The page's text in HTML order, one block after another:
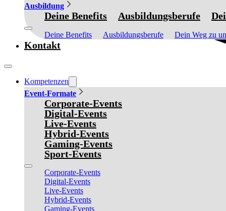
Ausbildung
Deine Benefits Ausbildungsberufe
Deine Benefits Ausbildungsberufe Dein Weg zu
Kontakt
Kompetenzen
Event-Formate
Corporate-Events
Digital-Events
Live-Events
Hybrid-Events
Gaming-Events
Sport-Events
Corporate-Events
Digital-Events
Live-Events
Hybrid-Events
Gaming-Events